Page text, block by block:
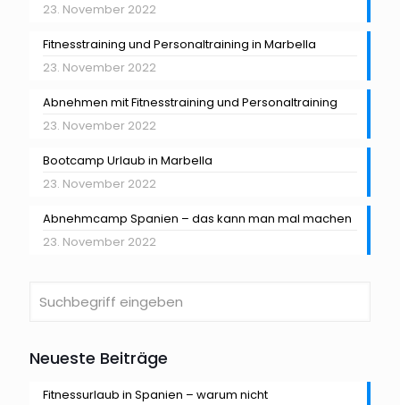
23. November 2022
Fitnesstraining und Personaltraining in Marbella
23. November 2022
Abnehmen mit Fitnesstraining und Personaltraining
23. November 2022
Bootcamp Urlaub in Marbella
23. November 2022
Abnehmcamp Spanien – das kann man mal machen
23. November 2022
Neueste Beiträge
Fitnessurlaub in Spanien – warum nicht